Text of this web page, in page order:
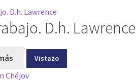
D.h. Lawrence
Vistazo